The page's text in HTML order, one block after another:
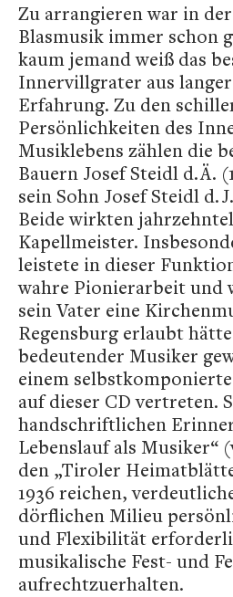
Zu arrangieren war in
Blasmusik immer schon
kaum jemand weiß das
Innervillgrater aus
Erfahrung. Zu den
Persönlichkeiten des
Musiklebens zählen die
Bauern Josef Steidl d. Ä.
sein Sohn Josef Steidl d.
Beide wirkten
Kapellmeister.
leistete in dieser
wahre Pionierarbeit und
sein Vater eine
Regensburg erlaubt
bedeutender Musiker
einem
auf dieser CD vertreten.
handschriftlichen
Lebenslauf als Musiker“
den „Tiroler
1936 reichen,
dörflichen Milieu
und Flexibilität
musikalische Fest- und
aufrechtzuerhalten.